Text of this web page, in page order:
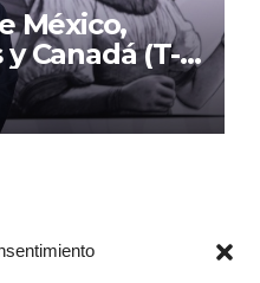
México,
Canadá (T-
hasta el
Claudia